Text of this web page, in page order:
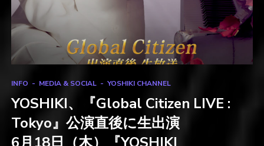
INFO MEDIA & SOCIAL YOSHIKI CHANNEL
YOSHIKI、『Global Citizen LIVE :
Tokyo』公演直後に生出演